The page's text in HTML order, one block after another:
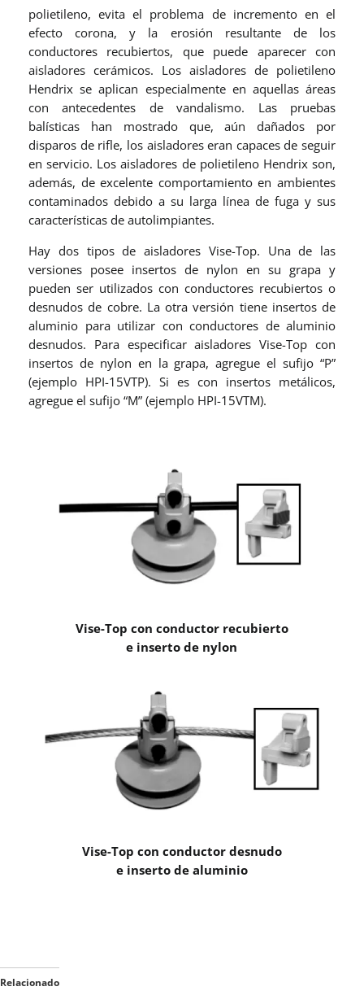
polietileno, evita el problema de incremento en el
efecto corona, y la erosión resultante de los
conductores recubiertos, que puede aparecer con
aisladores cerámicos. Los aisladores de polietileno
Hendrix se aplican especialmente en aquellas áreas
con antecedentes de vandalismo. Las pruebas
balísticas han mostrado que, aún dañados por
disparos de rifle, los aisladores eran capaces de seguir
en servicio. Los aisladores de polietileno Hendrix son,
además, de excelente comportamiento en ambientes
contaminados debido a su larga línea de fuga y sus
características de autolimpiantes.
Hay dos tipos de aisladores Vise-Top. Una de las
versiones posee insertos de nylon en su grapa y
pueden ser utilizados con conductores recubiertos o
desnudos de cobre. La otra versión tiene insertos de
aluminio para utilizar con conductores de aluminio
desnudos. Para especificar aisladores Vise-Top con
insertos de nylon en la grapa, agregue el sufijo “P”
(ejemplo HPI-15VTP). Si es con insertos metálicos,
agregue el sufijo “M” (ejemplo HPI-15VTM).
Vise-Top con conductor recubierto
e inserto de nylon
Vise-Top con conductor desnudo
e inserto de aluminio
Relacionado